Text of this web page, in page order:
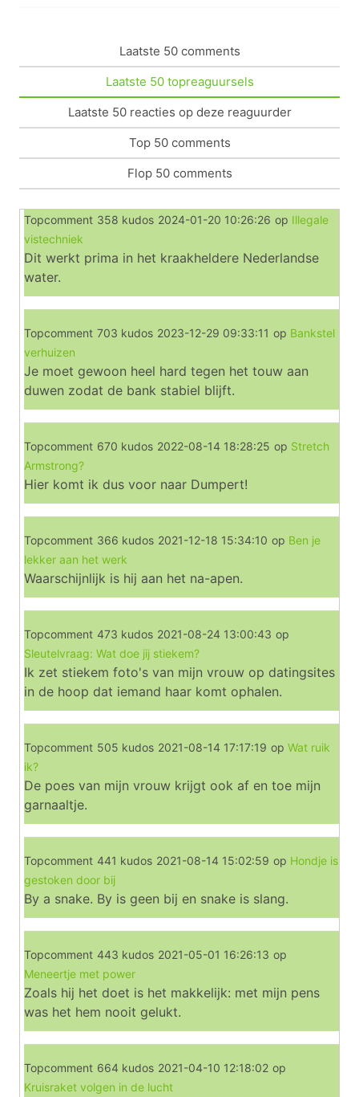
Laatste 50 comments
Laatste 50 topreaguursels
Laatste 50 reacties op deze reaguurder
Top 50 comments
Flop 50 comments
Topcomment 358 kudos 2024-01-20 10:26:26 op Illegale
vistechniek
Dit werkt prima in het kraakheldere Nederlandse
water.
Topcomment 703 kudos 2023-12-29 09:33:11 op Bankstel
verhuizen
Je moet gewoon heel hard tegen het touw aan
duwen zodat de bank stabiel blijft.
Topcomment 670 kudos 2022-08-14 18:28:25 op Stretch
Armstrong?
Hier komt ik dus voor naar Dumpert!
Topcomment 366 kudos 2021-12-18 15:34:10 op Ben je
lekker aan het werk
Waarschijnlijk is hij aan het na-apen.
Topcomment 473 kudos 2021-08-24 13:00:43 op
Sleutelvraag: Wat doe jij stiekem?
Ik zet stiekem foto's van mijn vrouw op datingsites
in de hoop dat iemand haar komt ophalen.
Topcomment 505 kudos 2021-08-14 17:17:19 op Wat ruik
ik?
De poes van mijn vrouw krijgt ook af en toe mijn
garnaaltje.
Topcomment 441 kudos 2021-08-14 15:02:59 op Hondje is
gestoken door bij
By a snake. By is geen bij en snake is slang.
Topcomment 443 kudos 2021-05-01 16:26:13 op
Meneertje met power
Zoals hij het doet is het makkelijk: met mijn pens
was het hem nooit gelukt.
Topcomment 664 kudos 2021-04-10 12:18:02 op
Kruisraket volgen in de lucht